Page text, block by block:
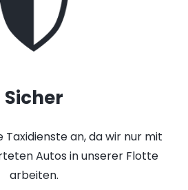
Sicher
an, da wir nur mit
Autos in unserer Flotte
arbeiten.